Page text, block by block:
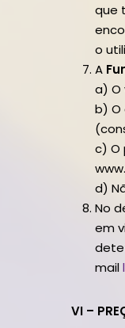
que
o
A
a) O
b) O
c) O
d)
No
em
mail
VI –